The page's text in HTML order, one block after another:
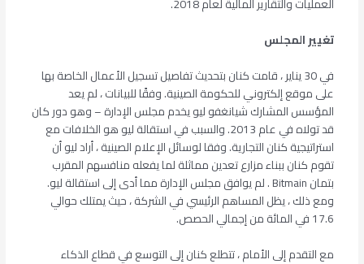
العمليات والتقارير المالية لعام 2018.
تغيير المجلس
في 30 يناير ، قامت كنان بتحديث تفاصيل تسجيل الأعمال الخاصة بها
على موقع إلكتروني للحكومة الصينية. وفقًا للبيانات ، لم يعد
المؤسس المشارك شيانغفو ليو يخدم مجلس الإدارة – وهو دور كان
قد تولاه في عام 2013. والسبب في استقالة ليو هو الخلافات مع
استراتيجية كنان التجارية. وفقا لوسائل الإعلام الصينية ، أراد ليو أن
تقوم كنان ببناء مزارع تعدين مماثلة لما يفعله منافسهم المقرب
بتمان Bitmain . لم يوافق مجلس الإدارة مما أدى إلى استقالة ليو.
ومع ذلك ، يظل المساهم الرئيسي في الشركة ، حيث يمتلك حوالي
17.6 في المائة من إجمالي الحصص.
مع التقدم إلى الأمام ، تتطلع كنان إلى التوسع في قطاع الذكاء